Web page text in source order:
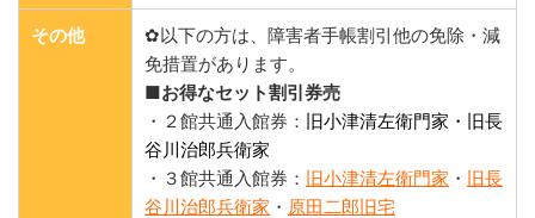
その他
✿以下の方は、障害者手帳割引他の免除・減
免措置があります。
■お得なセット割引券売
・２館共通入館券： 旧小津清左衛門家・旧長
谷川治郎兵衛家
・３館共通入館券： 旧小津清左衛門家 ・ 旧長
谷川治郎兵衛家 ・ 原田二郎旧宅